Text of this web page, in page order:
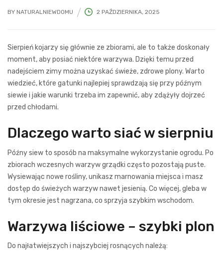
BY NATURALNIEWDOMU 2 PAŹDZIERNIKA, 2025
Sierpień kojarzy się głównie ze zbiorami, ale to także doskonały
moment, aby posiać niektóre warzywa. Dzięki temu przed
nadejściem zimy można uzyskać świeże, zdrowe plony. Warto
wiedzieć, które gatunki najlepiej sprawdzają się przy późnym
siewie i jakie warunki trzeba im zapewnić, aby zdążyły dojrzeć
przed chłodami.
Dlaczego warto siać w sierpniu
Późny siew to sposób na maksymalne wykorzystanie ogrodu. Po
zbiorach wczesnych warzyw grządki często pozostają puste.
Wysiewając nowe rośliny, unikasz marnowania miejsca i masz
dostęp do świeżych warzyw nawet jesienią. Co więcej, gleba w
tym okresie jest nagrzana, co sprzyja szybkim wschodom.
Warzywa liściowe – szybki plon
Do najłatwiejszych i najszybciej rosnących należą: